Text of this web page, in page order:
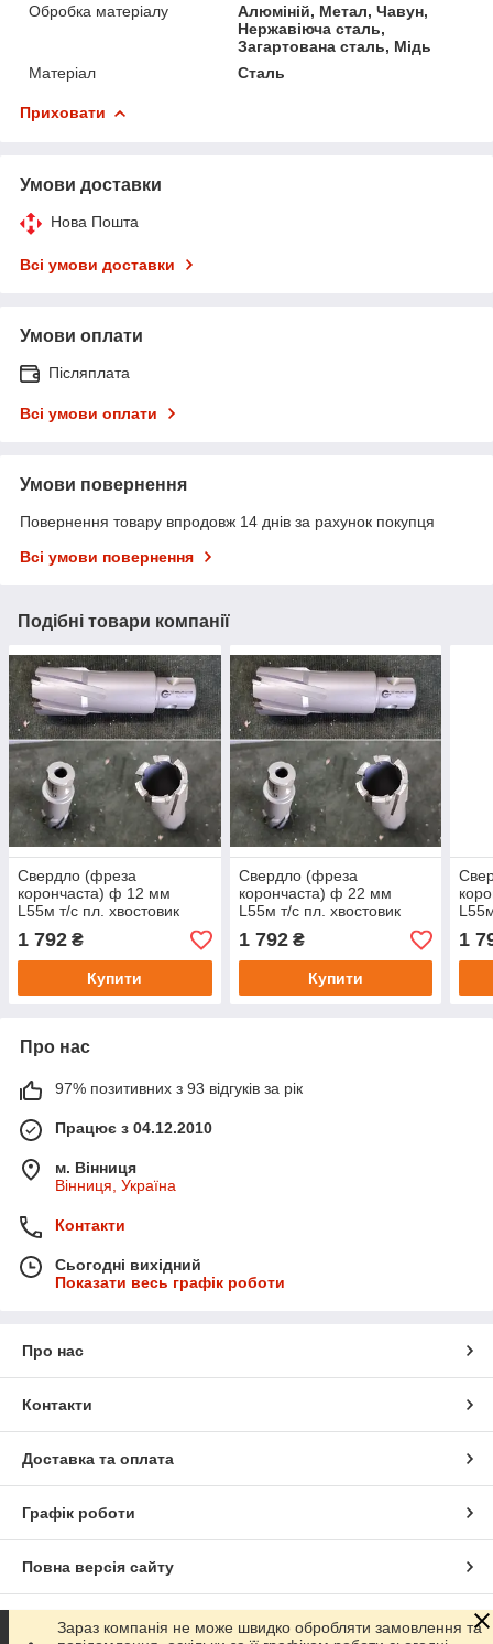
Обробка матеріалу
Алюміній, Метал, Чавун,
Нержавіюча сталь,
Загартована сталь, Мідь
Матеріал
Сталь
Приховати
Умови доставки
Нова Пошта
Всі умови доставки
Умови оплати
Післяплата
Всі умови оплати
Умови повернення
Повернення товару впродовж 14 днів за рахунок покупця
Всі умови повернення
Подібні товари компанії
Свердло (фреза
корончаста) ф 12 мм
L55м т/с пл. хвостовик
Universal (WELDON і nitto)
1 792 ₴
Купити
Свердло (фреза
корончаста) ф 22 мм
L55м т/с пл. хвостовик
Universal (WELDON і nitto)
1 792₴
Купити
1
Про нас
97% позитивних з 93 відгуків за рік
Працює з 04.12.2010
м. Вінниця
Вінниця, Україна
Контакти
Сьогодні вихідний
Показати весь графік роботи
Про нас
Контакти
Доставка та оплата
Графік роботи
Повна версія сайту
Сайт створено на маркетплейсіProm.ua
Зараз компанія не може швидко обробляти замовлення та